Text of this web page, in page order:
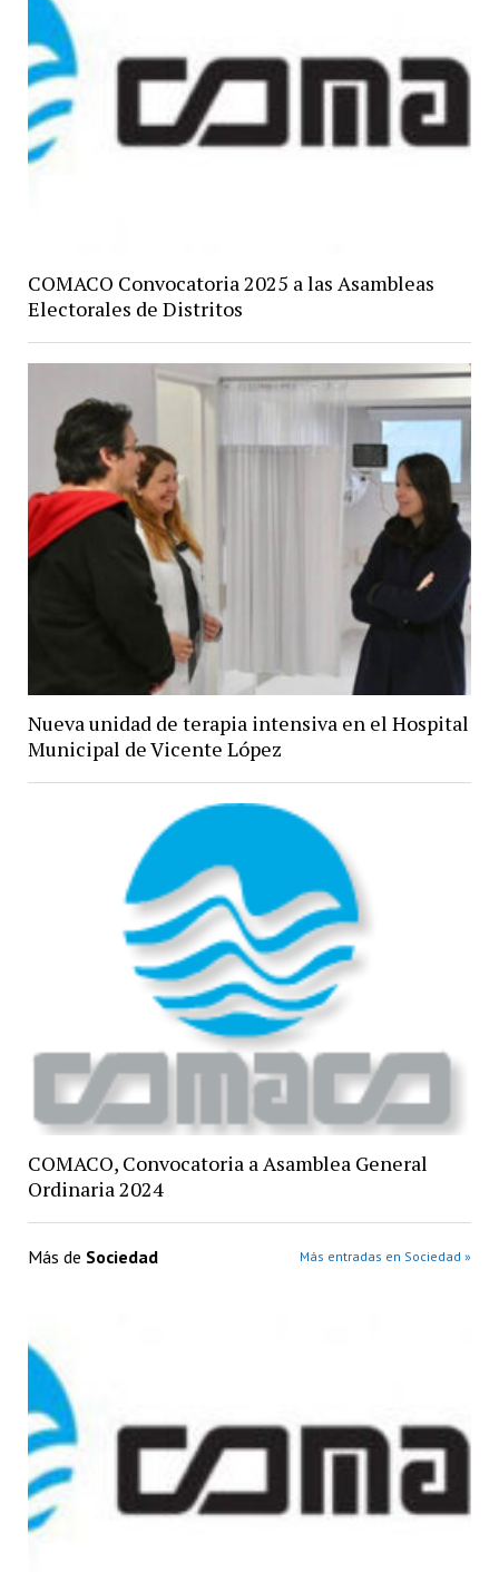
COMACO Convocatoria 2025 a las Asambleas
Electorales de Distritos
Nueva unidad de terapia intensiva en el Hospital
Municipal de Vicente López
COMACO, Convocatoria a Asamblea General
Ordinaria 2024
Más de Sociedad Más entradas en Sociedad »